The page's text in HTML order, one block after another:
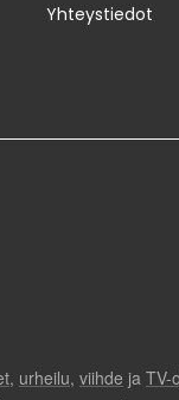
Yhteystiedot